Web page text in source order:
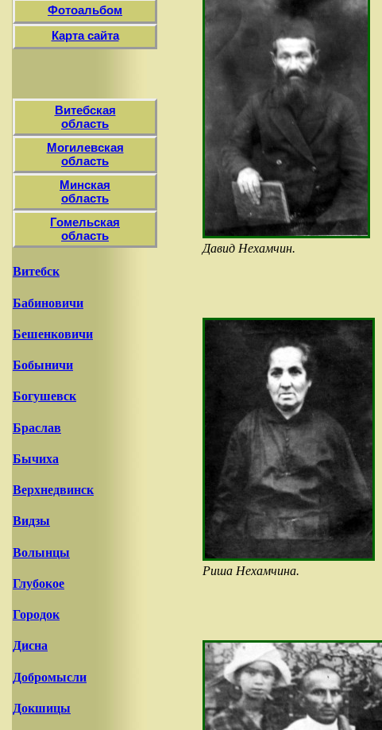
Фотоальбом
Карта сайта
Витебская
область
Могилевская
область
Минская
область
Гомельская
область
Витебск
Бабиновичи
Бешенковичи
Бобыничи
Богушевск
Браслав
Бычиха
Верхнедвинск
Видзы
Волынцы
Глубокое
Городок
Дисна
Добромысли
Докшицы
Давид Нехамчин.
Риша Нехамчина.